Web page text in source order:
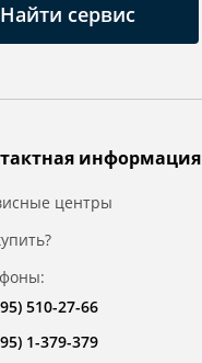
Найти сервис
информация
центры
510-27-66
1-379-379